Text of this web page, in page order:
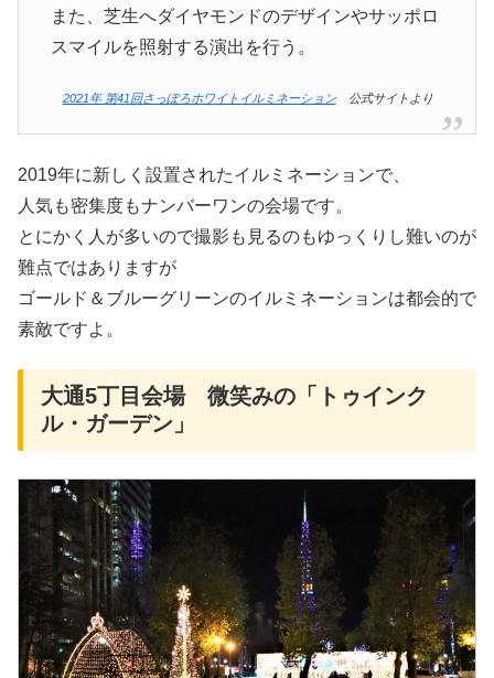
また、芝生へダイヤモンドのデザインやサッポロ
スマイルを照射する演出を行う。
2021年 第41回さっぽろホワイトイルミネーション公式サイトより
2019年に新しく設置されたイルミネーションで、
人気も密集度もナンバーワンの会場です。
とにかく人が多いので撮影も見るのもゆっくりし難いのが
難点ではありますが
ゴールド＆ブルーグリーンのイルミネーションは都会的で
素敵ですよ。
大通5丁目会場 微笑みの「トゥインク
ル・ガーデン」